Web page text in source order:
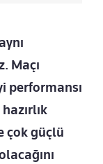
Maçı
performansı
çok güçlü